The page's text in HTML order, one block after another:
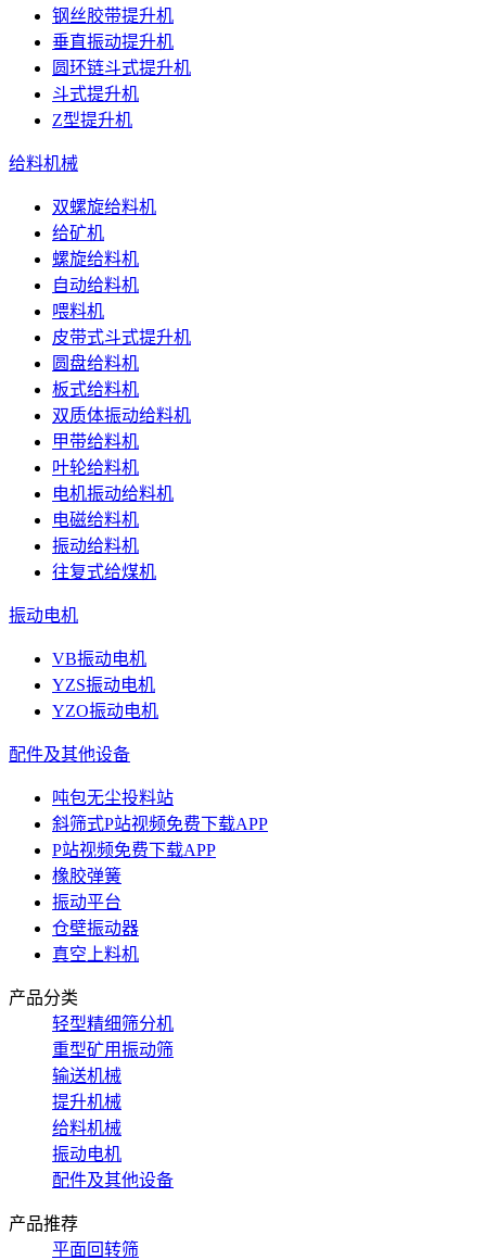
钢丝胶带提升机
垂直振动提升机
圆环链斗式提升机
斗式提升机
Z型提升机
给料机械
双螺旋给料机
给矿机
螺旋给料机
自动给料机
喂料机
皮带式斗式提升机
圆盘给料机
板式给料机
双质体振动给料机
甲带给料机
叶轮给料机
电机振动给料机
电磁给料机
振动给料机
往复式给煤机
振动电机
VB振动电机
YZS振动电机
YZO振动电机
配件及其他设备
吨包无尘投料站
斜筛式P站视频免费下载APP
P站视频免费下载APP
橡胶弹簧
振动平台
仓壁振动器
真空上料机
产品分类
轻型精细筛分机
重型矿用振动筛
输送机械
提升机械
给料机械
振动电机
配件及其他设备
产品推荐
平面回转筛